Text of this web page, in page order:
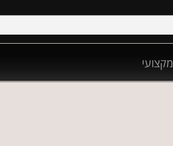
מקצועי